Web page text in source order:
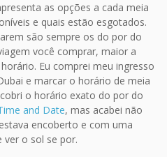
as opções a cada meia
e quais estão esgotados.
são sempre os do por do
você comprar, maior a
Eu comprei meu ingresso
e marcar o horário de meia
o horário exato do por do
and Date, mas acabei não
encoberto e com uma
ver o sol se por.